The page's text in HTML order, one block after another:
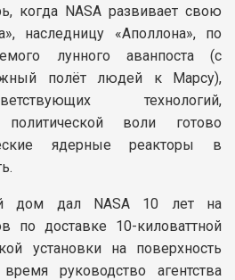
когда NASA развивает свою
наследницу «Аполлона», по
лунного аванпоста (с
полёт людей к Марсу),
технологий,
воли готово
ядерные реакторы в
дом дал NASA 10 лет на
по доставке 10-киловаттной
установки на поверхность
руководство агентства